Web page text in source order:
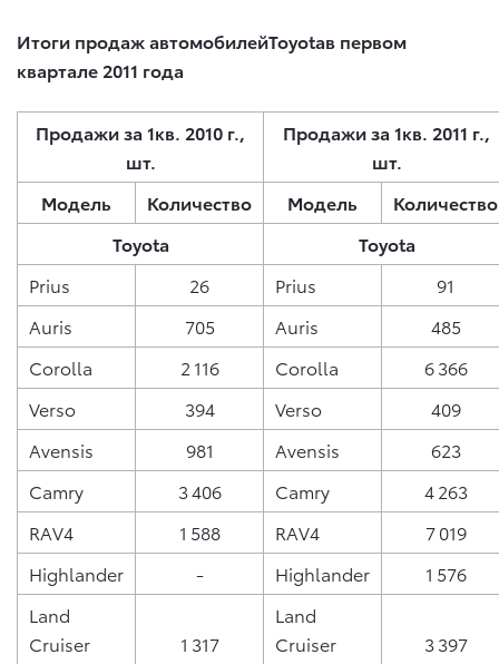
Итоги продаж автомобилейToyotaв первом
квартале 2011 года
Продажи за 1кв. 2010 г.,
шт.
Продажи за 1кв. 2011 г.,
шт.
Модель
Количество Модель
Количество
Toyota
Toyota
Prius
26 Prius
91
Auris
705 Auris
485
Corolla
2 116 Corolla
6 366
Verso
394 Verso
409
Avensis
981 Avensis
623
Camry
3 406 Camry
4 263
RAV4
1 588 RAV4
7 019
Highlander
- Highlander
1 576
Land
Cruiser
1 317
Land
Cruiser
3 397